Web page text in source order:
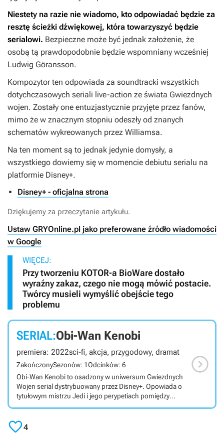
Niestety na razie nie wiadomo, kto odpowiadać będzie za
resztę ścieżki dźwiękowej, która towarzyszyć będzie
serialowi. Bezpieczne może być jednak założenie, że
osobą tą prawdopodobnie będzie wspomniany wcześniej
Ludwig Göransson.
Kompozytor ten odpowiada za soundtracki wszystkich
dotychczasowych seriali live-action ze świata Gwiezdnych
wojen. Zostały one entuzjastycznie przyjęte przez fanów,
mimo że w znacznym stopniu odeszły od znanych
schematów wykreowanych przez Williamsa.
Na ten moment są to jednak jedynie domysły, a
wszystkiego dowiemy się w momencie debiutu serialu na
platformie Disney+.
Disney+ - oficjalna strona
Dziękujemy za przeczytanie artykułu.
Ustaw GRYOnline.pl jako preferowane źródło wiadomości
w Google
WIĘCEJ:
Przy tworzeniu KOTOR-a BioWare dostało
wyraźny zakaz, czego nie mogą mówić postacie.
Twórcy musieli wymyślić obejście tego
problemu
SERIAL:Obi-Wan Kenobi
premiera: 2022sci-fi, akcja, przygodowy, dramat
ZakończonySezonów: 1Odcinków: 6
Obi-Wan Kenobi to osadzony w uniwersum Gwiezdnych
Wojen serial dystrybuowany przez Disney+. Opowiada o
tytułowym mistrzu Jedi i jego perypetiach pomiędzy
w szalenie popularnym uniwersum Gwiezdnych Wojen.
Akcja serialu ma miejsce pomiędzy filmami Zemsta

4